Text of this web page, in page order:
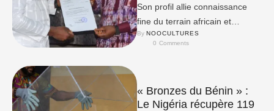
Son profil allie connaissance
fine du terrain africain et
expertise des circuits
By NOOCULTURES
0 Comments
« Bronzes du Bénin » :
Le Nigéria récupère 119